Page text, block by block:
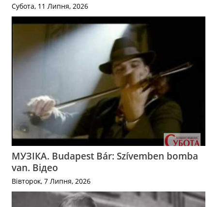
Субота, 11 Липня, 2026
МУЗІКА. Budapest Bár: Szívemben bomba
van. Відео
Вівторок, 7 Липня, 2026